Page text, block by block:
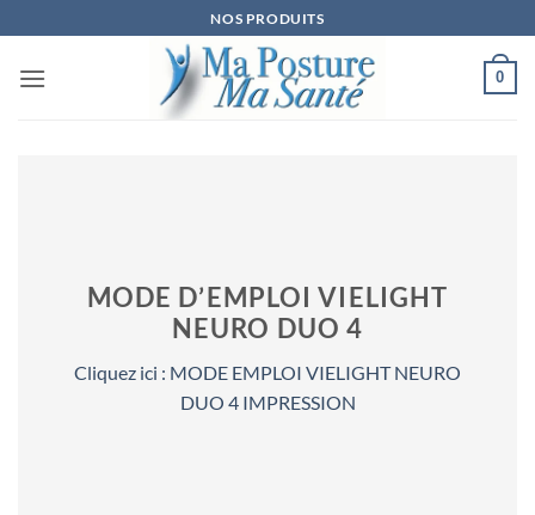
au
contenu
NOS PRODUITS
0
MODE D’EMPLOI VIELIGHT
NEURO DUO 4
Cliquez ici : MODE EMPLOI VIELIGHT NEURO
DUO 4 IMPRESSION